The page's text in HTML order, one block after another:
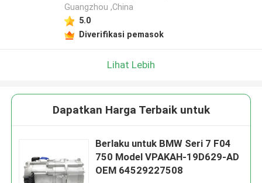
Guangzhou ,China
5.0
Diverifikasi pemasok
Lihat Lebih
Dapatkan Harga Terbaik untuk
Berlaku untuk BMW Seri 7 F04
750 Model VPAKAH-19D629-AD
OEM 64529227508